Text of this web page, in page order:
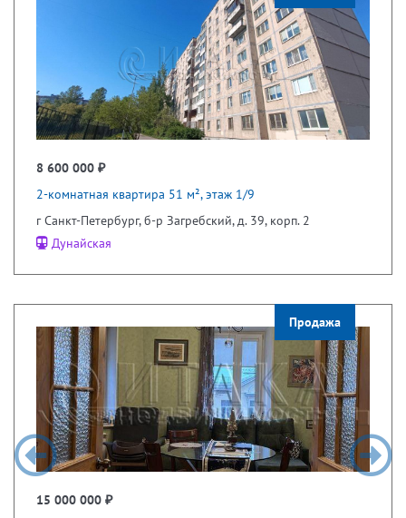
8 600 000 ₽
2-комнатная квартира 51 м², этаж 1/9
г Санкт-Петербург, б-р Загребский, д. 39, корп. 2
Дунайская
Продажа
15 000 000 ₽